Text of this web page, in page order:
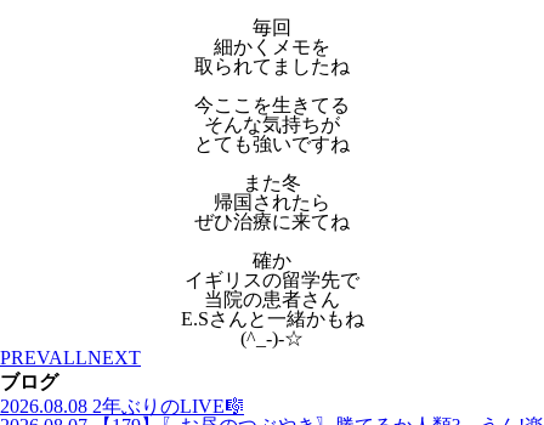
毎回
細かくメモを
取られてましたね
今ここを生きてる
そんな気持ちが
とても強いですね
また冬
帰国されたら
ぜひ治療に来てね
確か
イギリスの留学先で
当院の患者さん
E.Sさんと一緒かもね
(^_-)-☆
PREVALLNEXT
ブログ
2026.08.08 2年ぶりのLIVE🎼